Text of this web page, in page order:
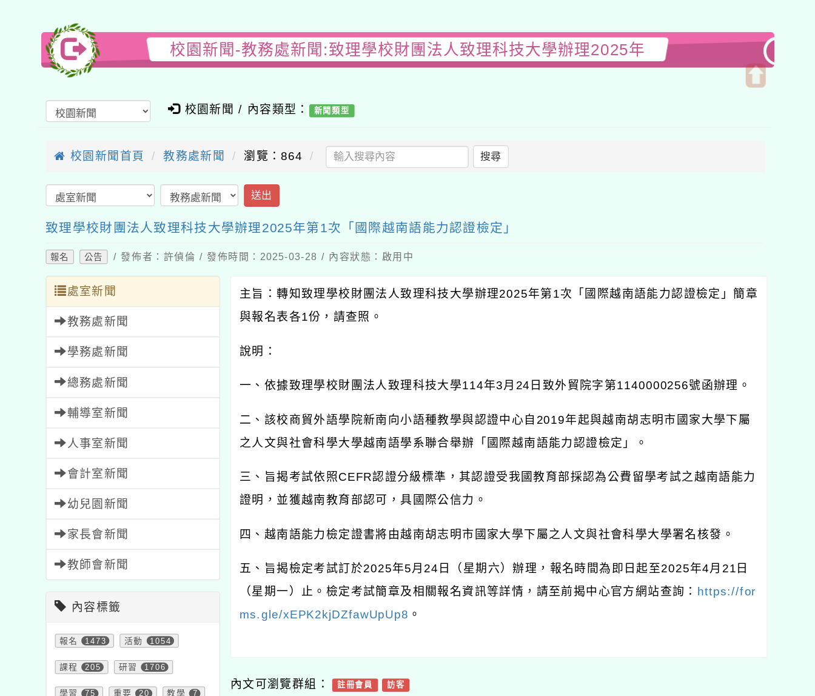
校園新聞-教務處新聞:致理學校財團法人致理科技大學辦理2025年
校園新聞 / 內容類型： 新聞類型
校園新聞首頁 教務處新聞 瀏覽：864 搜尋
送出
致理學校財團法人致理科技大學辦理2025年第1次「國際越南語能力認證檢定」
報名 公告 / 發佈者：許偵倫 / 發佈時間：2025-03-28 / 內容狀態：啟用中
處室新聞
教務處新聞
學務處新聞
總務處新聞
輔導室新聞
人事室新聞
會計室新聞
幼兒園新聞
家長會新聞
教師會新聞
內容標籤
報名 1473 活動 1054
課程 205 研習 1706
學習 75 重要 20 教學 7
主旨：轉知致理學校財團法人致理科技大學辦理2025年第 1次「國際越南語能力認證檢定」簡章
與報名表各1份，請查照。
說明：
一、依據致理學校財團法人致理科技大學114年3月 24 日致外貿院字第1140000256號函辦理。
二、該校商貿外語學院新南向小語種教學與認證中心自 2019年起與越南胡志明市國家大學下屬
之人文與社會科學大學越南語學系聯合舉辦「國際越南語能力認證檢定」。
三、旨揭考試依照CEFR認證分級標準，其認證受我國教育部採認為公費留學考試之越南語能力
證明，並獲越南教育部認可，具國際公信力。
四、越南語能力檢定證書將由越南胡志明市國家大學下屬之人文與社會科學大學署名核發。
五、旨揭檢定考試訂於2025年5月 24 日（星期六）辦理，報名時間為即日起至2025年4月 21 日
（星期一）止。檢定考試簡章及相關報名資訊等詳情，請至前揭中心官方網站查詢：
https://for
ms.gle/xEPK2kjDZfawUpUp8 。
內文可瀏覽群組： 註冊會員 訪客